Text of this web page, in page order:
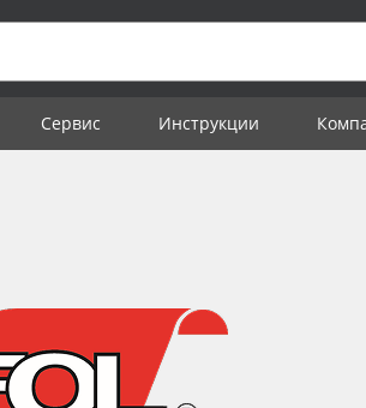
Сервис Инструкции